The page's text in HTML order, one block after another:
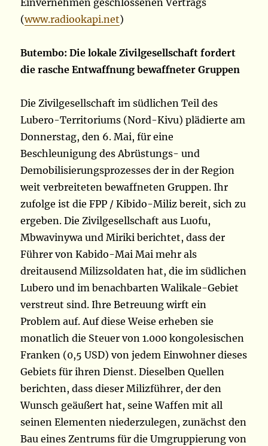
Einvernehmen geschlossenen Vertrags
(www.radiookapi.net)
Butembo: Die lokale Zivilgesellschaft fordert
die rasche Entwaffnung bewaffneter Gruppen
Die Zivilgesellschaft im südlichen Teil des
Lubero-Territoriums (Nord-Kivu) plädierte am
Donnerstag, den 6. Mai, für eine
Beschleunigung des Abrüstungs- und
Demobilisierungsprozesses der in der Region
weit verbreiteten bewaffneten Gruppen. Ihr
zufolge ist die FPP / Kibido-Miliz bereit, sich zu
ergeben. Die Zivilgesellschaft aus Luofu,
Mbwavinywa und Miriki berichtet, dass der
Führer von Kabido-Mai Mai mehr als
dreitausend Milizsoldaten hat, die im südlichen
Lubero und im benachbarten Walikale-Gebiet
verstreut sind. Ihre Betreuung wirft ein
Problem auf. Auf diese Weise erheben sie
monatlich die Steuer von 1.000 kongolesischen
Franken (0,5 USD) von jedem Einwohner dieses
Gebiets für ihren Dienst. Dieselben Quellen
berichten, dass dieser Milizführer, der den
Wunsch geäußert hat, seine Waffen mit all
seinen Elementen niederzulegen, zunächst den
Bau eines Zentrums für die Umgruppierung von